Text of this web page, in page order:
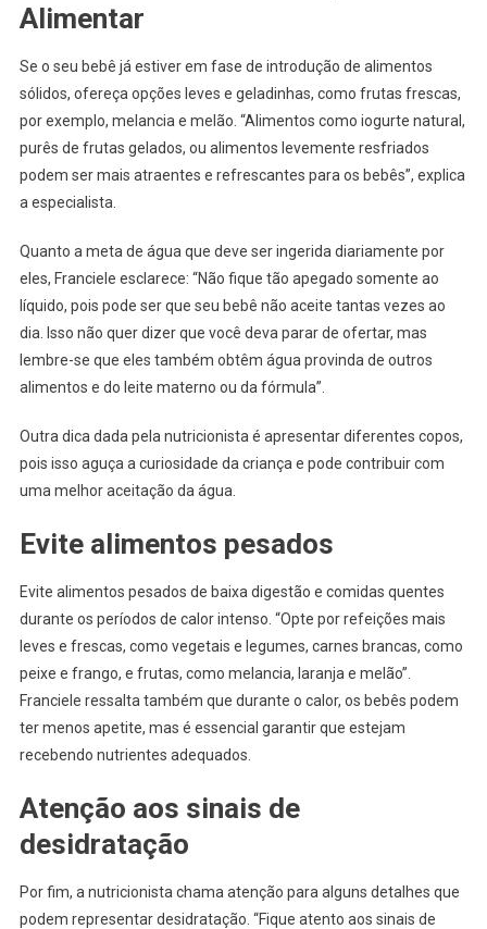
Alimentar
Se o seu bebê já estiver em fase de introdução de alimentos
sólidos, ofereça opções leves e geladinhas, como frutas frescas,
por exemplo, melancia e melão. “Alimentos como iogurte natural,
purês de frutas gelados, ou alimentos levemente resfriados
podem ser mais atraentes e refrescantes para os bebês”, explica
a especialista.
Quanto a meta de água que deve ser ingerida diariamente por
eles, Franciele esclarece: “Não fique tão apegado somente ao
líquido, pois pode ser que seu bebê não aceite tantas vezes ao
dia. Isso não quer dizer que você deva parar de ofertar, mas
lembre-se que eles também obtêm água provinda de outros
alimentos e do leite materno ou da fórmula”.
Outra dica dada pela nutricionista é apresentar diferentes copos,
pois isso aguça a curiosidade da criança e pode contribuir com
uma melhor aceitação da água.
Evite alimentos pesados
Evite alimentos pesados de baixa digestão e comidas quentes
durante os períodos de calor intenso. “Opte por refeições mais
leves e frescas, como vegetais e legumes, carnes brancas, como
peixe e frango, e frutas, como melancia, laranja e melão”.
Franciele ressalta também que durante o calor, os bebês podem
ter menos apetite, mas é essencial garantir que estejam
recebendo nutrientes adequados.
Atenção aos sinais de
desidratação
Por fim, a nutricionista chama atenção para alguns detalhes que
podem representar desidratação. “Fique atento aos sinais de